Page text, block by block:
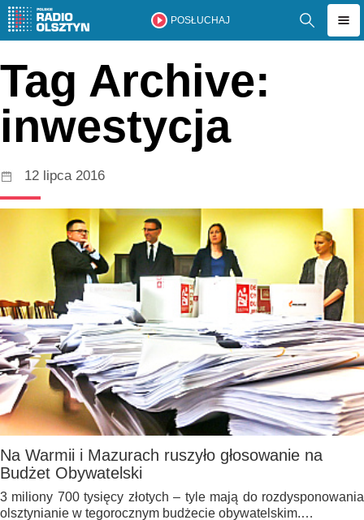
POSŁUCHAJ
Tag Archive:
inwestycja
12 lipca 2016
Na Warmii i Mazurach ruszyło głosowanie na
Budżet Obywatelski
3 miliony 700 tysięcy złotych – tyle mają do rozdysponowania
olsztynianie w tegorocznym budżecie obywatelskim.…